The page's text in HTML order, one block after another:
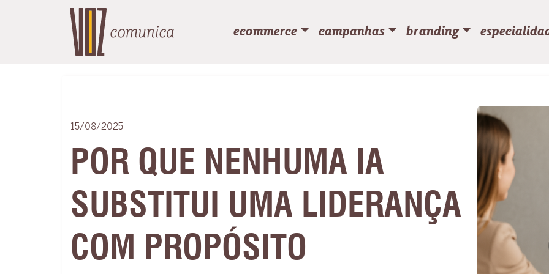
ecommerce campanhas branding
15/08/2025
POR QUE NENHUMA IA
SUBSTITUI UMA LIDERANÇA
COM PROPÓSITO